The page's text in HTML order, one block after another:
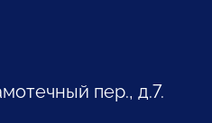
пер., д.7.